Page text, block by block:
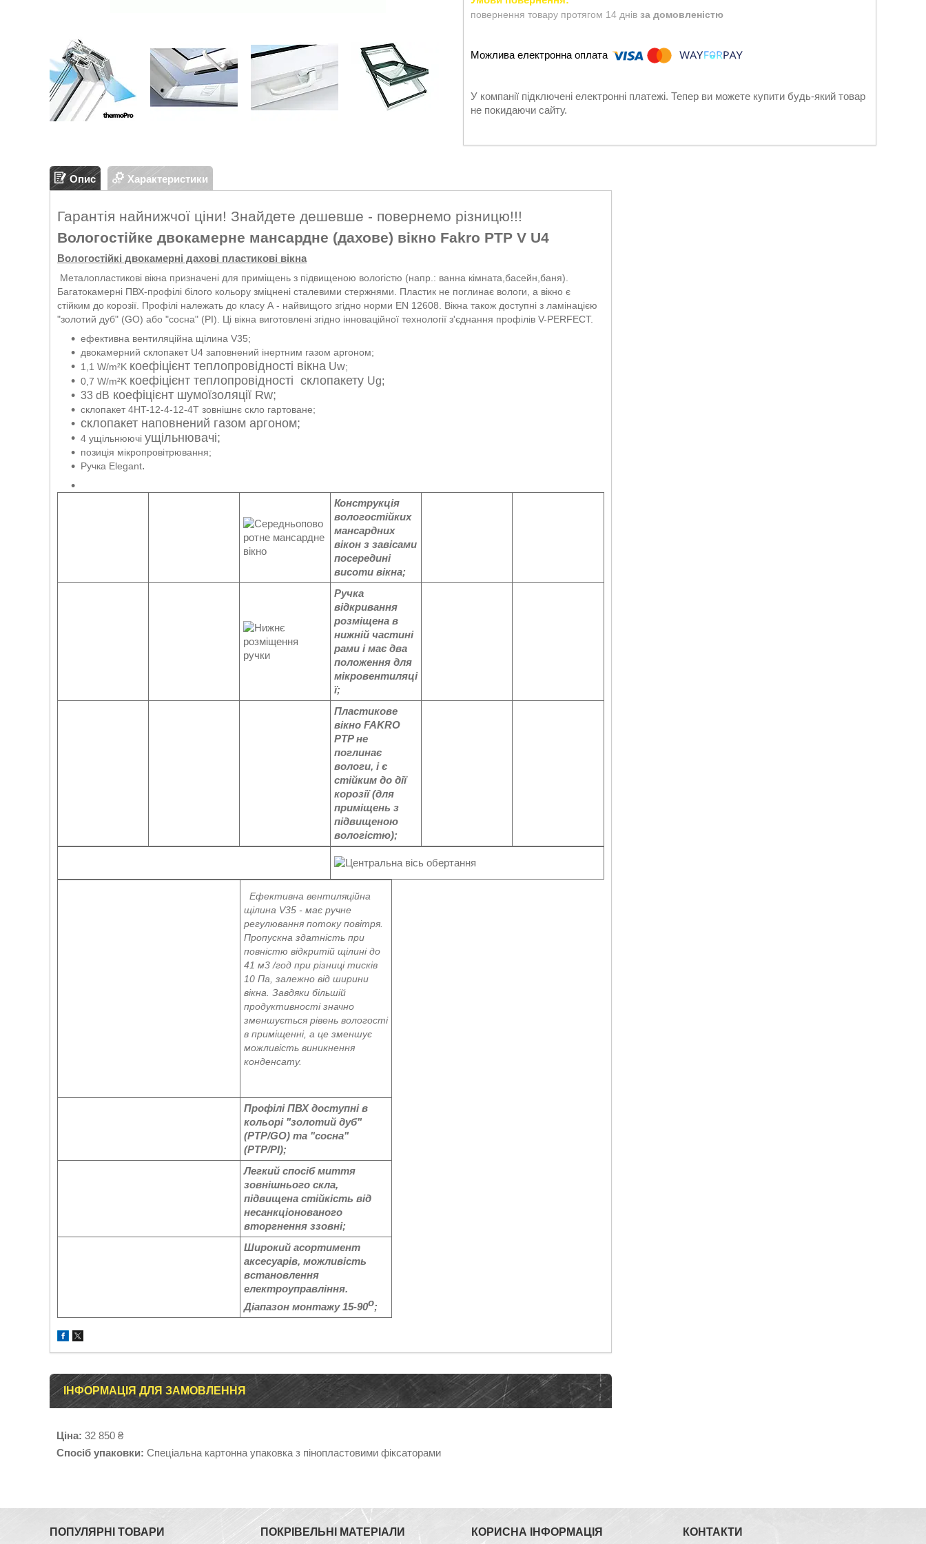
повернення товару протягом 14 днів за домовленістю
У компанії підключені електронні платежі. Тепер ви можете купити будь-який товар
не покидаючи сайту.
Опис Характеристики
Гарантія найнижчої ціни! Знайдете дешевше - повернемо різницю!!!
Вологостійке двокамерне мансардне (дахове) вікно Fakro PTP V U4
Вологостійкі двокамерні дахові пластикові вікна
Металопластикові вікна призначені для приміщень з підвищеною вологістю (напр.: ванна кімната,басейн,баня).
Багатокамерні ПВХ-профілі білого кольору зміцнені сталевими стержнями. Пластик не поглинає вологи, а вікно є
стійким до корозії. Профілі належать до класу А - найвищого згідно норми EN 12608. Вікна також доступні з ламінацією
"золотий дуб" (GO) або "сосна" (PI). Ці вікна виготовлені згідно інноваційної технології з'єднання профілів V-PERFECT.
ефективна вентиляційна щілина V35;
двокамерний склопакет U4 заповнений інертним газом аргоном;
1,1 W/m²K коефіцієнт теплопровідності вікна Uw;
0,7 W/m²K коефіцієнт теплопровідності склопакету Ug;
33 dB коефіцієнт шумоїзоляції Rw;
склопакет 4HT-12-4-12-4T зовнішнє скло гартоване;
склопакет наповнений газом аргоном;
4 ущільнюючі ущільнювачі;
позиція мікропровітрювання;
Ручка Elegant.
Конструкція
вологостійких
мансардних
вікон з завісами
посередині
висоти вікна;
Ручка
відкривання
розміщена в
нижній частині
рами і має два
положення для
мікровентиляці
ї;
Пластикове
вікно FAKRO
PTP не
поглинає
вологи, і є
стійким до дії
корозії (для
приміщень з
підвищеною
вологістю);
Ефективна вентиляційна
щілина V35 - має ручне
регулювання потоку повітря.
Пропускна здатність при
повністю відкритій щілині до
41 м3 /год при різниці тисків
10 Па, залежно від ширини
вікна. Завдяки більшій
продуктивності значно
зменшується рівень вологості
в приміщенні, а це зменшує
можливість виникнення
конденсату.
Профілі ПВХ доступні в
кольорі "золотий дуб"
(PTP/GO) та "сосна"
(PTP/PI);
Легкий спосіб миття
зовнішнього скла,
підвищена стійкість від
несанкціонованого
вторгнення ззовні;
Широкий асортимент
аксесуарів, можливість
встановлення
електроуправління.
Діапазон монтажу 15-90о;
ІНФОРМАЦІЯ ДЛЯ ЗАМОВЛЕННЯ
Ціна: 32 850 ₴
Спосіб упаковки: Спеціальна картонна упаковка з пінопластовими фіксаторами
ПОПУЛЯРНІ ТОВАРИ ПОКРІВЕЛЬНІ МАТЕРІАЛИ КОРИСНА ІНФОРМАЦІЯ КОНТАКТИ